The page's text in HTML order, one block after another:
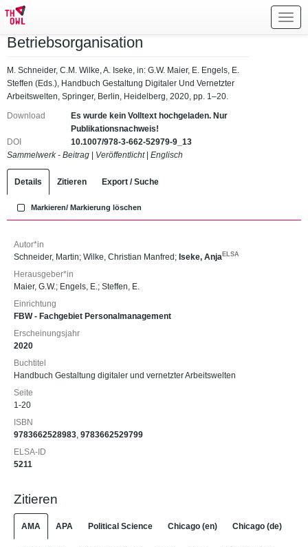
Betriebsorganisation
M. Schneider, C.M. Wilke, A. Iseke, in: G.W. Maier, E. Engels, E.
Steffen (Eds.), Handbuch Gestaltung Digitaler Und Vernetzter
Arbeitswelten, Springer, Berlin, Heidelberg, 2020, pp. 1–20.
Download
Es wurde kein Volltext hochgeladen. Nur
Publikationsnachweis!
DOI
10.1007/978-3-662-52979-9_13
Sammelwerk - Beitrag
Veröffentlicht| Englisch
Details Zitieren Export / Suche
Markieren/ Markierung löschen
Autor*in
Schneider, Martin; Wilke, Christian Manfred ; Iseke, Anja ELSA
Herausgeber*in
Maier, G.W.; Engels, E.; Steffen, E.
Einrichtung
FBW - Fachgebiet Personalmanagement
Erscheinungsjahr
2020
Buchtitel
Handbuch Gestaltung digitaler und vernetzter Arbeitswelten
Seite
1-20
ISBN
9783662528983, 9783662529799
ELSA-ID
5211
Zitieren
AMA APA Political Science Chicago (en) Chicago (de)